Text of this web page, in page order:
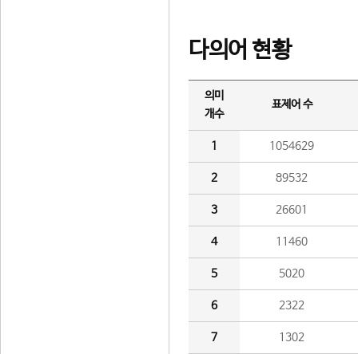
다의어 현황
의미
개수
표제어 수
1 1054629
2 89532
3 26601
4 11460
5 5020
6 2322
7 1302